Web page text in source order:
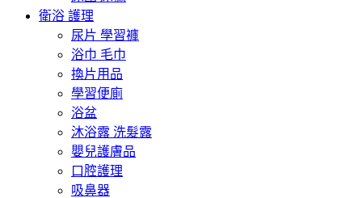
衛浴 護理
尿片 學習褲
浴巾 毛巾
換片用品
學習便廁
浴盆
沐浴露 洗髮露
嬰兒護膚品
口腔護理
吸鼻器